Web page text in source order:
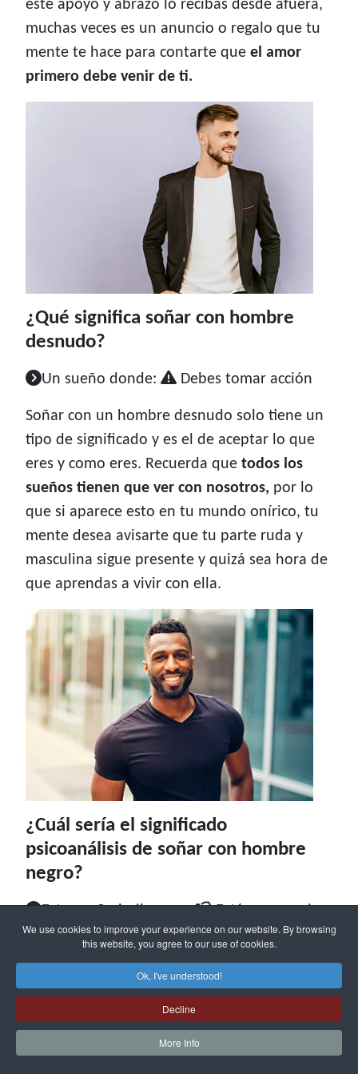
We use cookies to improve your experience on our website. By browsing
this website, you agree to our use of cookies.
Ok, I've understood!
Decline
More Info
este apoyo y abrazo lo recibas desde afuera,
muchas veces es un anuncio o regalo que tu
mente te hace para contarte que el amor
primero debe venir de ti.
¿Qué significa soñar con hombre
desnudo?
Un sueño donde: Debes tomar acción
Soñar con un hombre desnudo solo tiene un
tipo de significado y es el de aceptar lo que
eres y como eres. Recuerda que todos los
sueños tienen que ver con nosotros, por lo
que si aparece esto en tu mundo onírico, tu
mente desea avisarte que tu parte ruda y
masculina sigue presente y quizá sea hora de
que aprendas a vivir con ella.
¿Cuál sería el significado
psicoanálisis de soñar con hombre
negro?
Este sueño indica que: Estás muy mal
Cuando sueñas con un hombre negro se dice
que es debido a unatristeza que mantienes
en tu ser.Pero todo va a depender de cómo
se desarrolle el sueño. Si este hombre negro
actúa en el sueño caminando contigo o